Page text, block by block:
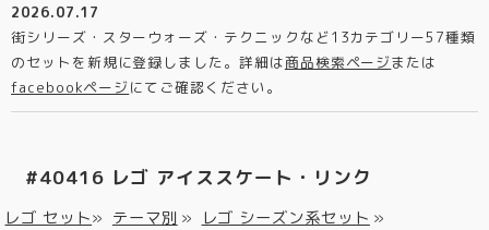
2026.07.17
街シリーズ・スターウォーズ・テクニックなど13カテゴリー57種類
のセットを新規に登録しました。詳細は商品検索ページまたは
facebookページ にてご確認ください。
#40416 レゴ アイススケート・リンク
レゴ セット» テーマ別 » レゴ シーズン系セット »